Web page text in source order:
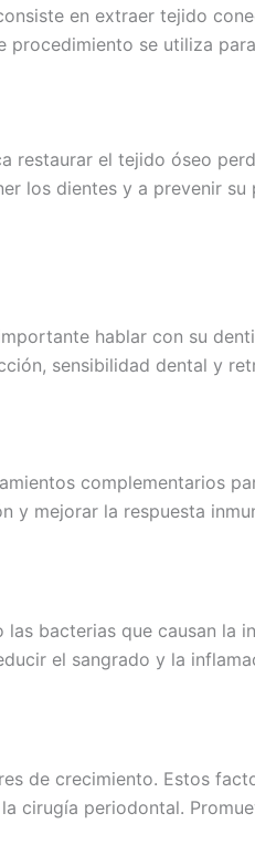
en extraer tejido
se utiliza
restaurar el tejido óseo
los dientes y a prevenir
hablar con su
sensibilidad dental y
complementarios
y mejorar la respuesta
bacterias que causan la
el sangrado y la
de crecimiento. Estos
cirugía periodontal.